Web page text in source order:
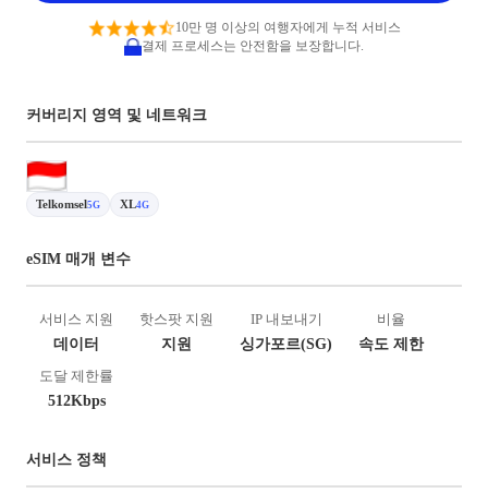
10만 명 이상의 여행자에게 누적 서비스
결제 프로세스는 안전함을 보장합니다.
커버리지 영역 및 네트워크
Telkomsel5G XL4G
eSIM 매개 변수
서비스 지원
데이터
핫스팟 지원
지원
IP 내보내기
싱가포르(SG)
비율
속도 제한
도달 제한률
512Kbps
서비스 정책